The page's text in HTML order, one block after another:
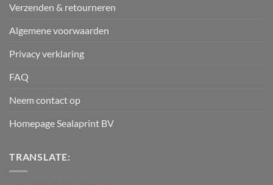
Verzenden & retourneren
Algemene voorwaarden
Privacy verklaring
FAQ
Neem contact op
Homepage Sealaprint BV
TRANSLATE: